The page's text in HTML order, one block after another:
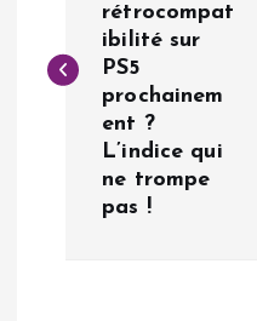
i
rétrocompat
ibilité sur
PS5
prochainem
ent ?
L’indice qui
ne trompe
pas !